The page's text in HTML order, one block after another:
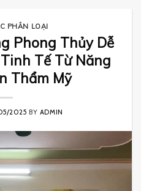
PHÂN LOẠI
Phong Thủy Dễ
Tế Từ Năng
Thẩm Mỹ
2025 BY ADMIN